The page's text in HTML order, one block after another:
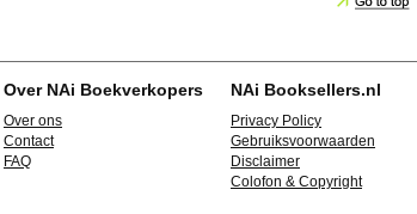
Over NAi Boekverkopers
Over ons
Contact
FAQ
NAi Booksellers.nl
Privacy Policy
Gebruiksvoorwaarden
Disclaimer
Colofon & Copyright